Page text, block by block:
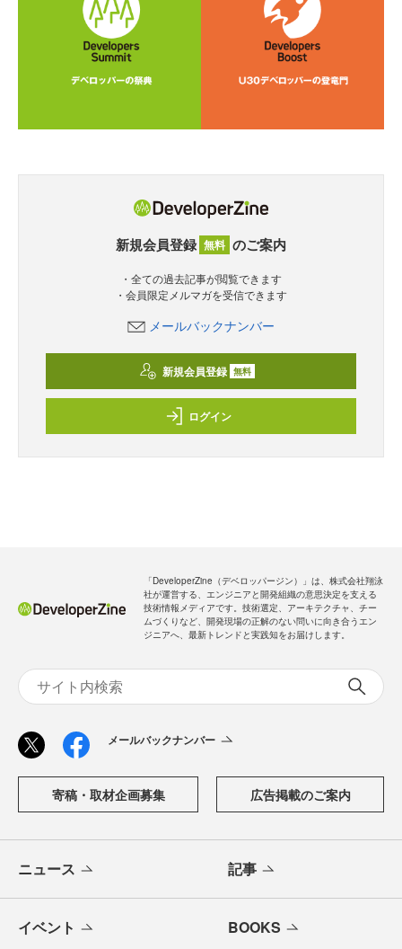
新規会員登録 無料 のご案内
・全ての過去記事が閲覧できます
・会員限定メルマガを受信できます
メールバックナンバー
新規会員登録 無料
ログイン
「DeveloperZine（デベロッパージン）」は、株式会社翔泳
社が運営する、エンジニアと開発組織の意思決定を支える
技術情報メディアです。技術選定、アーキテクチャ、チー
ムづくりなど、開発現場の正解のない問いに向き合うエン
ジニアへ、最新トレンドと実践知をお届けします。
メールバックナンバー
寄稿・取材企画募集 広告掲載のご案内
ニュース 記事
イベント BOOKS